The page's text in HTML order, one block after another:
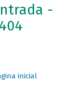
-
inicial